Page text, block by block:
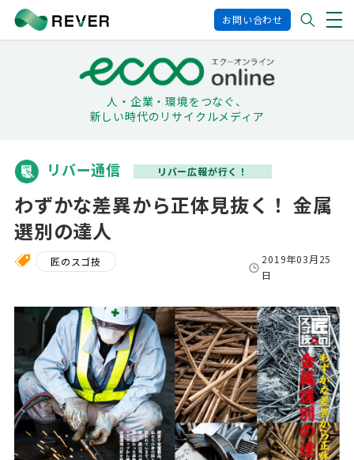
お問い合わせ
人・企業・環境をつなぐ、
新しい時代のリサイクルメディア
リバー通信 リバー広報が行く！
わずかな差異から正体見抜く！ 金属
選別の達人
匠のスゴ技
2019年03月25
日